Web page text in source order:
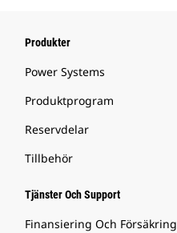
Produkter
Power Systems
Produktprogram
Reservdelar
Tillbehör
Tjänster Och Support
Finansiering Och Försäkring